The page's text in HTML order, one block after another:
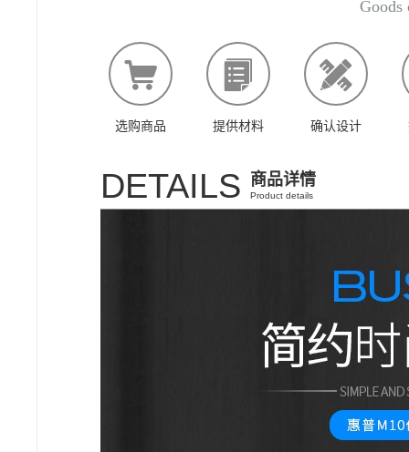
Goods
选购商品 提供材料 确认设计
DETAILS 商品详情
Product details